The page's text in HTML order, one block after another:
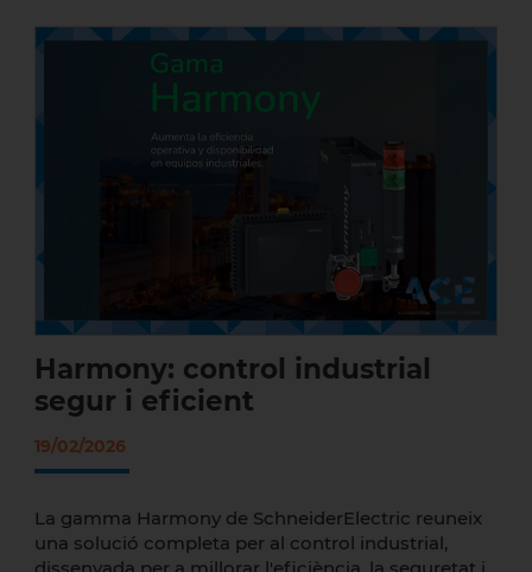
Harmony: control industrial segur i
eficient
Harmony: control industrial
segur i eficient
19/02/2026
La gamma Harmony de SchneiderElectric reuneix
una solució completa per al control industrial,